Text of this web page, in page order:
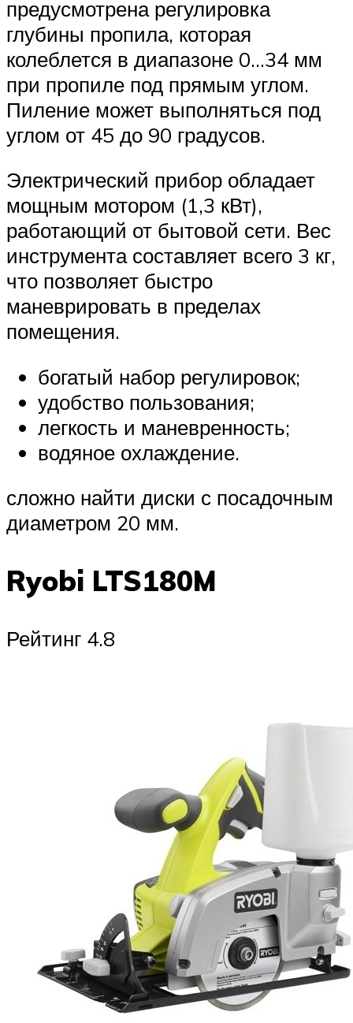
предусмотрена регулировка
глубины пропила, которая
колеблется в диапазоне 0…34 мм
при пропиле под прямым углом.
Пиление может выполняться под
углом от 45 до 90 градусов.
Электрический прибор обладает
мощным мотором (1,3 кВт),
работающий от бытовой сети. Вес
инструмента составляет всего 3 кг,
что позволяет быстро
маневрировать в пределах
помещения.
богатый набор регулировок;
удобство пользования;
легкость и маневренность;
водяное охлаждение.
сложно найти диски с посадочным
диаметром 20 мм.
Ryobi LTS180M
Рейтинг 4.8